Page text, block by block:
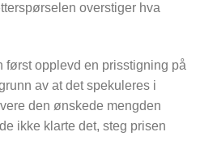
overstiger hva
først opplevd en prisstigning på
av at det spekuleres i
den ønskede mengden
ikke klarte det, steg prisen